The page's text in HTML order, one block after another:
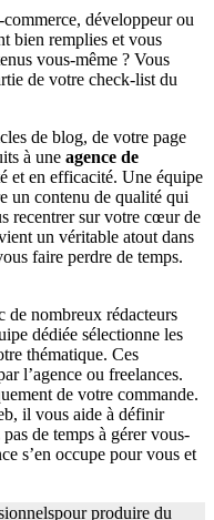
développeur ou
bien remplies et vous
vous-même ? Vous
de votre check-list du
de blog, de votre page
à une agence de
et en efficacité. Une équipe
un contenu de qualité qui
recentrer sur votre cœur de
un véritable atout dans
faire perdre de temps.
de nombreux rédacteurs
dédiée sélectionne les
thématique. Ces
l’agence ou freelances.
de votre commande.
il vous aide à définir
de temps à gérer vous-
s’en occupe pour vous et
pour produire du